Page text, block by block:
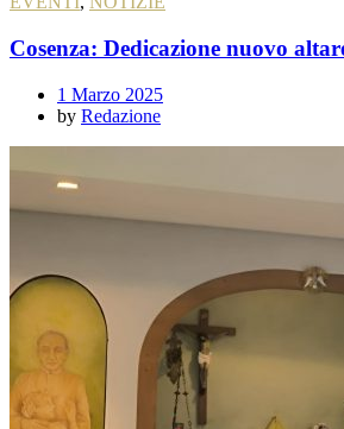
Cosenza: Dedicazione nuovo
1 Marzo 2025
by Redazione